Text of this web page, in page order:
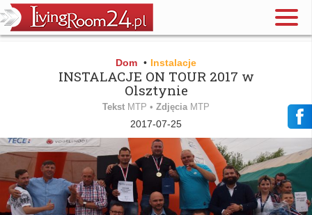
Dom • Instalacje
INSTALACJE ON TOUR 2017 w
Olsztynie
Tekst MTP • Zdjęcia MTP
2017-07-25